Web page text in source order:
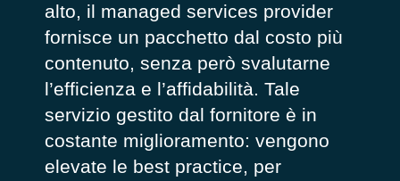
alto, il managed services provider
fornisce un pacchetto dal costo più
contenuto, senza però svalutarne
l’efficienza e l’affidabilità. Tale
servizio gestito dal fornitore è in
costante miglioramento: vengono
elevate le best practice, per